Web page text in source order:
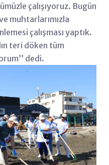
çalışıyoruz. Bugün
muhtarlarımızla
çalışması yaptık.
teri döken tüm
dedi.